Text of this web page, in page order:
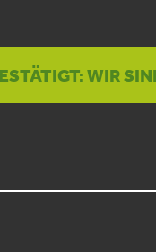
WIR